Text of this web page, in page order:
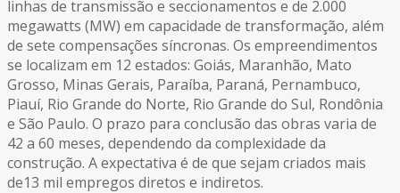
linhas de transmissão e seccionamentos e de 2.000
megawatts (MW) em capacidade de transformação, além
de sete compensações síncronas. Os empreendimentos
se localizam em 12 estados: Goiás, Maranhão, Mato
Grosso, Minas Gerais, Paraíba, Paraná, Pernambuco,
Piauí, Rio Grande do Norte, Rio Grande do Sul, Rondônia
e São Paulo. O prazo para conclusão das obras varia de
42 a 60 meses, dependendo da complexidade da
construção. A expectativa é de que sejam criados mais
de13 mil empregos diretos e indiretos.